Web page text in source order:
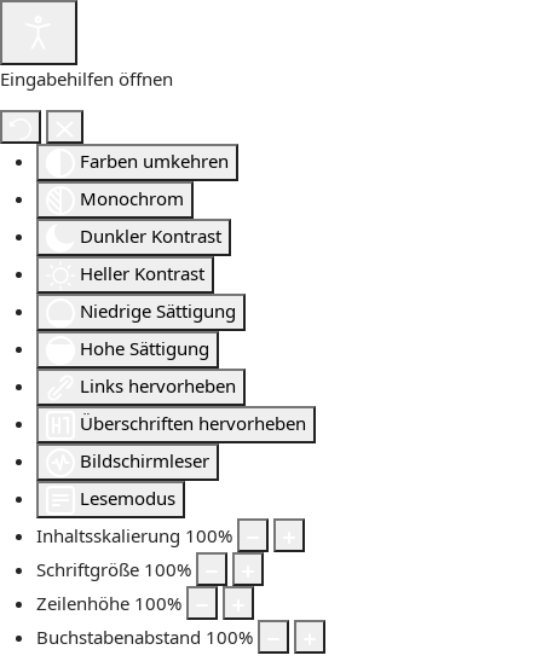
Eingabehilfen öffnen
Farben umkehren
Monochrom
Dunkler Kontrast
Heller Kontrast
Niedrige Sättigung
Hohe Sättigung
Links hervorheben
Überschriften hervorheben
Bildschirmleser
Lesemodus
Inhaltsskalierung 100%
Schriftgröße 100%
Zeilenhöhe 100%
Buchstabenabstand 100%